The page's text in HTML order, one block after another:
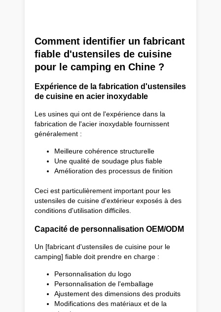
Comment identifier un fabricant
fiable d'ustensiles de cuisine
pour le camping en Chine ?
Expérience de la fabrication d'ustensiles
de cuisine en acier inoxydable
Les usines qui ont de l'expérience dans la
fabrication de l'acier inoxydable fournissent
généralement :
Meilleure cohérence structurelle
Une qualité de soudage plus fiable
Amélioration des processus de finition
Ceci est particulièrement important pour les
ustensiles de cuisine d'extérieur exposés à des
conditions d'utilisation difficiles.
Capacité de personnalisation OEM/ODM
Un [fabricant d'ustensiles de cuisine pour le
camping] fiable doit prendre en charge :
Personnalisation du logo
Personnalisation de l'emballage
Ajustement des dimensions des produits
Modifications des matériaux et de la